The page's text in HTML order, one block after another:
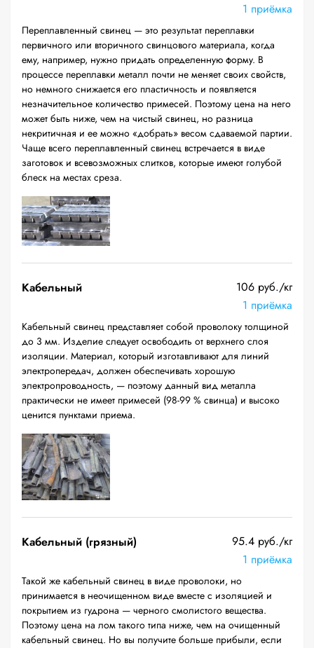
1 приёмка
Переплавленный свинец — это результат переплавки
первичного или вторичного свинцового материала, когда
ему, например, нужно придать определенную форму. В
процессе переплавки металл почти не меняет своих свойств,
но немного снижается его пластичность и появляется
незначительное количество примесей. Поэтому цена на него
может быть ниже, чем на чистый свинец, но разница
некритичная и ее можно «добрать» весом сдаваемой партии.
Чаще всего переплавленный свинец встречается в виде
заготовок и всевозможных слитков, которые имеют голубой
блеск на местах среза.
Кабельный
106 руб./кг
1 приёмка
Кабельный свинец представляет собой проволоку толщиной
до 3 мм. Изделие следует освободить от верхнего слоя
изоляции. Материал, который изготавливают для линий
электропередач, должен обеспечивать хорошую
электропроводность, — поэтому данный вид металла
практически не имеет примесей (98-99 % свинца) и высоко
ценится пунктами приема.
Кабельный (грязный)
95.4 руб./кг
1 приёмка
Такой же кабельный свинец в виде проволоки, но
принимается в неочищенном виде вместе с изоляцией и
покрытием из гудрона — черного смолистого вещества.
Поэтому цена на лом такого типа ниже, чем на очищенный
кабельный свинец. Но вы получите больше прибыли, если